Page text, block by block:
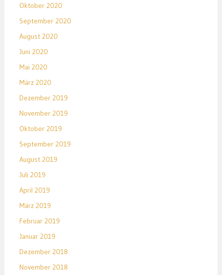
Oktober 2020
September 2020
August 2020
Juni 2020
Mai 2020
März 2020
Dezember 2019
November 2019
Oktober 2019
September 2019
August 2019
Juli 2019
April 2019
März 2019
Februar 2019
Januar 2019
Dezember 2018
November 2018